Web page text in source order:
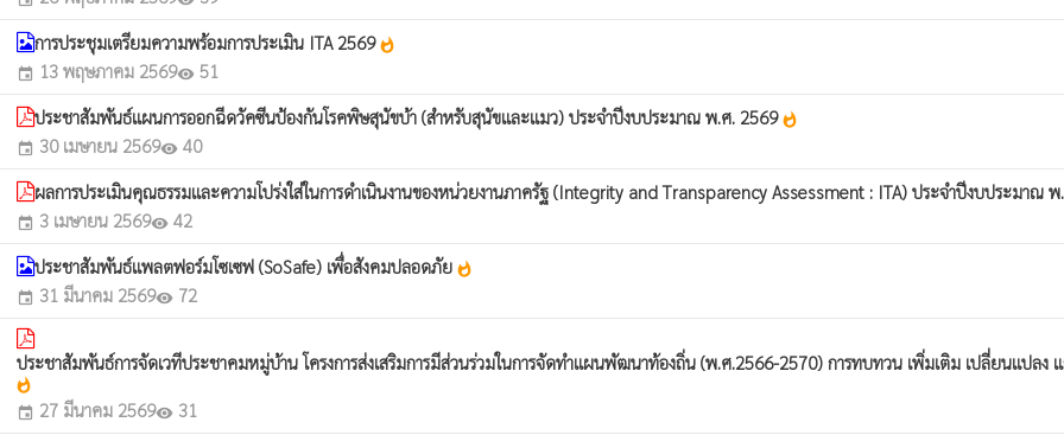
การประชุมเตรียมความพร้อมการประเมิน ITA 2569whatshot
event 13 พฤษภาคม 2569visibility 51
ประชาสัมพันธ์แผนการออกฉีดวัคซีนป้องกันโรคพิษสุนัขบ้า (สำหรับสุนัขและแมว) ประจำปีงบประมาณ พ.ศ. 2569whatshot
event 30 เมษายน 2569visibility 40
ผลการประเมินคุณธรรมและความโปร่งใส่ในการดำเนินงานของหน่วยงานภาครัฐ (Integrity and Transparency Assessment : ITA) ประจำปีงบประมาณ
event 3 เมษายน 2569visibility 42
ประชาสัมพันธ์แพลตฟอร์มโซเซฟ (SoSafe) เพื่อสังคมปลอดภัย whatshot
event 31 มีนาคม 2569visibility 72
ประชาสัมพันธ์การจัดเวทีประชาคมหมู่บ้าน โครงการส่งเสริมการมีส่วนร่วมในการจัดทำแผนพัฒนาท้องถิ่น (พ.ศ.2566-2570) การทบทวน เพิ่มเติม เปลี่ยนแป
whatshot
event 27 มีนาคม 2569visibility 31